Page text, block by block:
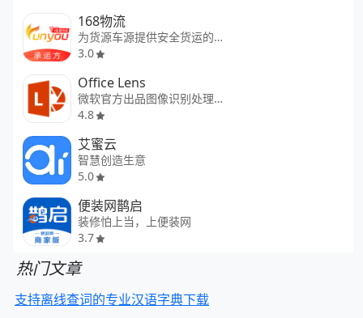
168物流
为货源车源提供安全货运的平台
3.0
Office Lens
微软官方出品图像识别处理工具
4.8
艾蜜云
智慧创造生意
5.0
便装网鹊启
装修怕上当，上便装网
3.7
热门文章
支持离线查词的专业汉语字典下载